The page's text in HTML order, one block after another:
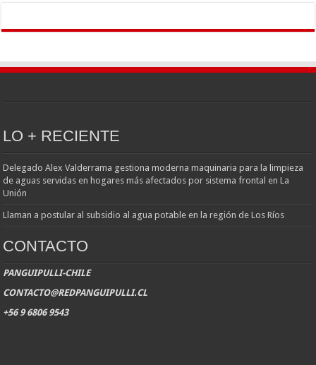
LO + RECIENTE
Delegado Alex Valderrama gestiona moderna maquinaria para la limpieza
de aguas servidas en hogares más afectados por sistema frontal en La
Unión
Llaman a postular al subsidio al agua potable en la región de Los Ríos
CONTACTO
PANGUIPULLI-CHILE
CONTACTO@REDPANGUIPULLI.CL
+56 9 6806 9543